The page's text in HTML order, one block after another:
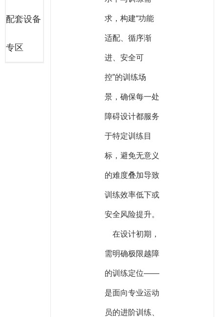
配套设备
专区
求，构建“功能
适配、循序渐
进、安全可
控”的训练场
景，确保每一处
障碍设计都服务
于特定训练目
标，避免无意义
的难度叠加导致
训练效率低下或
安全风险提升。
在设计初期，
需明确极限越障
的训练定位——
是面向专业运动
员的进阶训练、